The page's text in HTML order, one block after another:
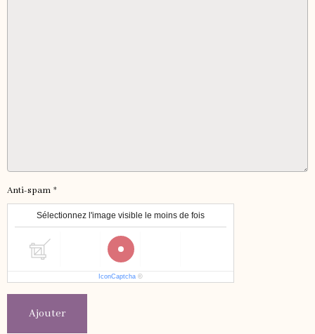
Anti-spam
Sélectionnez l'image visible le moins de fois
IconCaptcha ©
Ajouter